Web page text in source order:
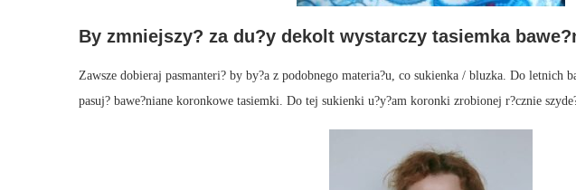
By zmniejszy? za du?y dekolt wystarczy tasiemka
Zawsze dobieraj pasmanteri? by by?a z podobnego materia?u, co sukienka / bluzka. Do letnich
pasuj? bawe?niane koronkowe tasiemki. Do tej sukienki u?y?am koronki zrobionej r?cznie